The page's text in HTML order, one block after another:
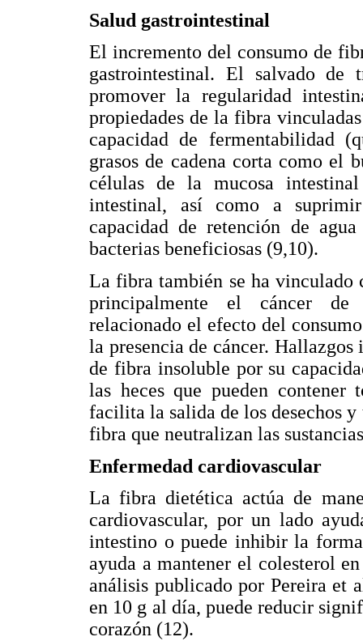
Salud gastrointestinal
El incremento del consumo de
gastrointestinal. El salvado de
promover la regularidad
propiedades de la fibra
capacidad de fermentabilidad
grasos de cadena corta como el
células de la mucosa
intestinal, así como a
capacidad de retención de
bacterias beneficiosas (9,10).
La fibra también se ha vinculado
principalmente el cáncer de
relacionado el efecto del
la presencia de cáncer.
de fibra insoluble por su
las heces que pueden
facilita la salida de los desechos
fibra que neutralizan las
Enfermedad cardiovascular
La fibra dietética actúa de
cardiovascular, por un lado
intestino o puede inhibir la
ayuda a mantener el colesterol
análisis publicado por Pereira et
en 10 g al día, puede reducir
corazón (12).